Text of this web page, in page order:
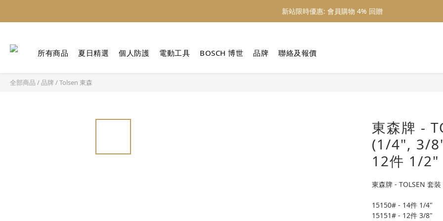
新站限時優惠: 會員購物 4% 回贈
新站限時優惠: 會員購物 4% 回贈
新站限時優惠: 會員購物 4% 回贈
所有商品 夏日精選 個人防護 電動工具 BOSCH 博世 品牌 聯絡及報價
全部商品 /品牌 /Tolsen 東森
東森牌 -
(1/4", 3/
12件 1/2"
東森牌 - TOLSEN 套
15150# - 14件 1/4"
15151# - 12件 3/8"